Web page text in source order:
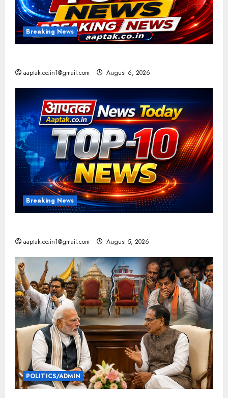
Breaking News
aaptak.co.in1@gmail.com August 6, 2026
Breaking News
aaptak.co.in1@gmail.com August 5, 2026
POLITICS/ADMIN